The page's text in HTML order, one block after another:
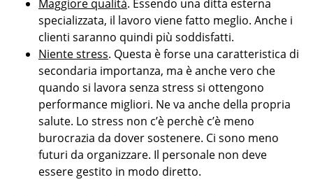
Maggiore qualità. Essendo una ditta esterna
specializzata, il lavoro viene fatto meglio. Anche i
clienti saranno quindi più soddisfatti.
Niente stress. Questa è forse una caratteristica di
secondaria importanza, ma è anche vero che
quando si lavora senza stress si ottengono
performance migliori. Ne va anche della propria
salute. Lo stress non c’è perchè c’è meno
burocrazia da dover sostenere. Ci sono meno
futuri da organizzare. Il personale non deve
essere gestito in modo diretto.